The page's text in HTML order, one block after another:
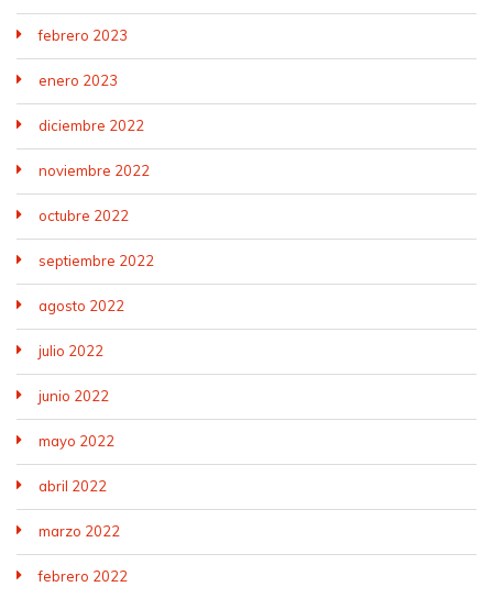
febrero 2023
enero 2023
diciembre 2022
noviembre 2022
octubre 2022
septiembre 2022
agosto 2022
julio 2022
junio 2022
mayo 2022
abril 2022
marzo 2022
febrero 2022